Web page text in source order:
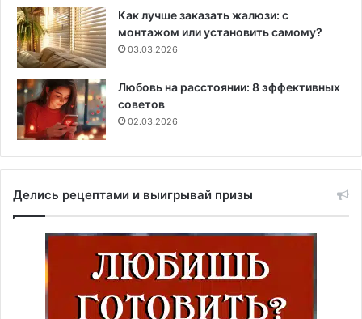
Как лучше заказать жалюзи: с
монтажом или установить самому?
03.03.2026
Любовь на расстоянии: 8 эффективных
советов
02.03.2026
Делись рецептами и выигрывай призы